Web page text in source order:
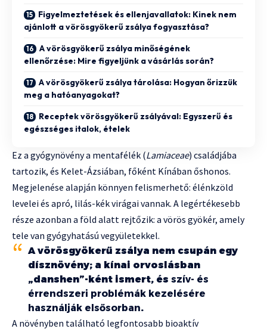
Figyelmeztetések és ellenjavallatok: Kinek nem
ajánlott a vörösgyökerű zsálya fogyasztása?
A vörösgyökerű zsálya minőségének
ellenőrzése: Mire figyeljünk a vásárlás során?
A vörösgyökerű zsálya tárolása: Hogyan őrizzük
meg a hatóanyagokat?
Receptek vörösgyökerű zsályával: Egyszerű és
egészséges italok, ételek
Ez a gyógynövény a mentafélék (Lamiaceae) családjába
tartozik, és Kelet-Ázsiában, főként Kínában őshonos.
Megjelenése alapján könnyen felismerhető: élénkzöld
levelei és apró, lilás-kék virágai vannak. A legértékesebb
része azonban a föld alatt rejtőzik: a vörös gyökér, amely
tele van gyógyhatású vegyületekkel.
A vörösgyökerű zsálya nem csupán egy
dísznövény; a kínai orvoslásban
„danshen”-ként ismert, és szív- és
érrendszeri problémák kezelésére
használják elsősorban.
A növényben található legfontosabb bioaktív